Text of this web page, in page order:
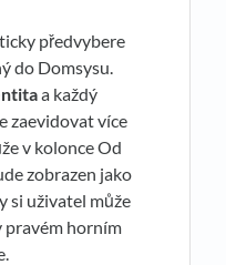
předvybere
do Domsysu.
a každý
zaevidovat více
v kolonce Od
zobrazen jako
si uživatel může
horním